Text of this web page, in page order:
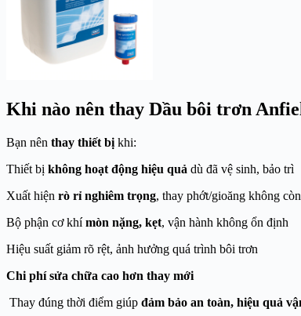
Khi nào nên thay Dầu bôi trơn
Bạn nên thay thiết bị khi:
Thiết bị không hoạt động hiệu quả dù đã vệ sinh, bảo trì
Xuất hiện rò rỉ nghiêm trọng, thay phớt/gioăng không
Bộ phận cơ khímòn nặng, kẹt, vận hành không ổn định
Hiệu suất giảm rõ rệt, ảnh hưởng quá trình bôi trơn
Chi phí sửa chữa cao hơn thay mới
Thay đúng thời điểm giúp đảm bảo an toàn, hiệu quả